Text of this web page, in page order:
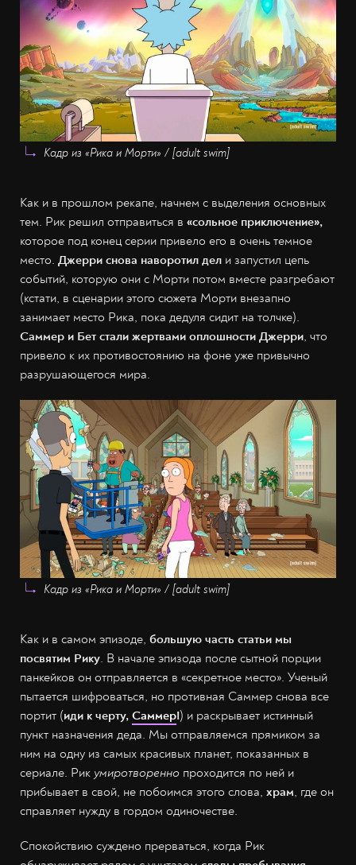
Кадр из «Рика и Морти» / [adult swim]
Как и в прошлом рекапе, начнем с выделения основных
тем. Рик решил отправиться в «сольное приключение»,
которое под конец серии привело его в очень темное
место. Джерри снова наворотил дел и запустил цепь
событий, которую они с Морти потом вместе разгребают
(кстати, в сценарии этого сюжета Морти внезапно
занимает место Рика, пока дедуля сидит на толчке).
Саммер и Бет стали жертвами оплошности Джерри, что
привело к их противостоянию на фоне уже привычно
разрушающегося мира.
Кадр из «Рика и Морти» / [adult swim]
Как и в самом эпизоде, большую часть статьи мы
посвятим Рику. В начале эпизода после сытной порции
панкейков он отправляется в «секретное место». Ученый
пытается шифроваться, но противная Саммер снова все
портит (иди к черту, Саммер!) и раскрывает истинный
пункт назначения деда. Мы отправляемся прямиком за
ним на одну из самых красивых планет, показанных в
сериале. Рик умиротворенно проходится по ней и
прибывает в свой, не побоимся этого слова, храм, где он
справляет нужду в гордом одиночестве.
Спокойствию суждено прерваться, когда Рик